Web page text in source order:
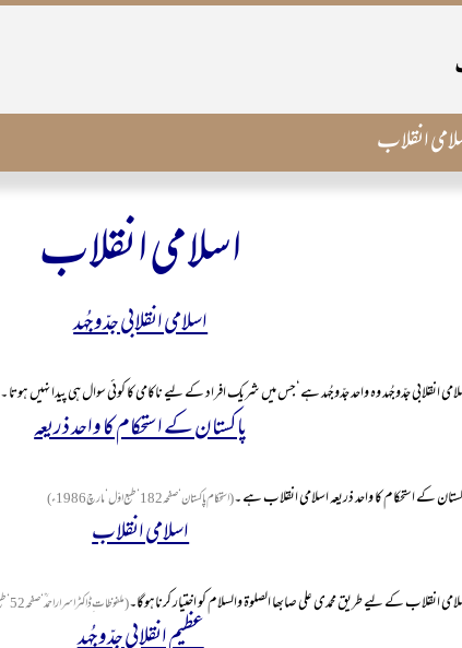
انقلاب
اسلامی انقلاب
اسلامی انقلابی جدّوجُہد
انقلابی جدّوجُہد وہ واحد جدّوجُہد ہے‘جس میں شریک افراد کے لیے ناکامی کا کوئی سوال ہی پیدا نہیں ہوتا ۔
پاکستان کے استحکام کا واحد ذریعہ
کے استحکام کا واحد ذریعہ اسلامی انقلاب ہے ۔( استحکام پاکستان‘صفحہ182‘طبع اوّل‘مارچ 1986ء)
اسلامی انقلاب
انقلاب کے لیے طریق محمدی علی صابھا الصلوۃ والسلام کو اختیار کرناہوگا۔(ملفوظات ِڈاکٹر اسراراحمد ؒ‘صفحہ52‘طبع اوّل‘دسمبر 2015ء)
عظیم انقلابی جدّوجُہد